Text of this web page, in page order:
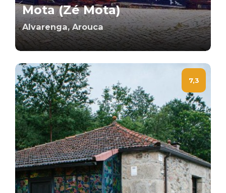
Mota (Zé Mota)
Alvarenga, Arouca
7,3